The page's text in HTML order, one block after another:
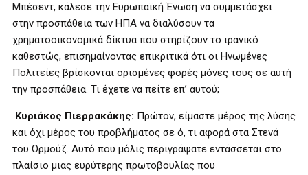
Μπέσεντ, κάλεσε την Ευρωπαϊκή Ένωση να συμμετάσχει
στην προσπάθεια των ΗΠΑ να διαλύσουν τα
χρηματοοικονομικά δίκτυα που στηρίζουν το ιρανικό
καθεστώς, επισημαίνοντας επικριτικά ότι οι Ηνωμένες
Πολιτείες βρίσκονται ορισμένες φορές μόνες τους σε αυτή
την προσπάθεια. Τι έχετε να πείτε επ’ αυτού;
Κυριάκος Πιερρακάκης: Πρώτον, είμαστε μέρος της λύσης
και όχι μέρος του προβλήματος σε ό, τι αφορά στα Στενά
του Ορμούζ. Αυτό που μόλις περιγράψατε εντάσσεται στο
πλαίσιο μιας ευρύτερης πρωτοβουλίας που